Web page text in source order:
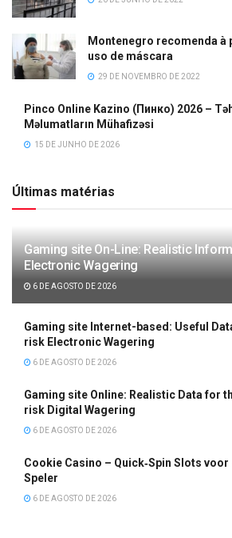
Montenegro recomenda à
uso de máscara
29 DE NOVEMBRO DE 2022
Pinco Online Kazino (Пинко) 2026 –
Məlumatların Mühafizəsi
15 DE JUNHO DE 2026
Últimas matérias
Gaming site On-Line: Realistic
Electronic Wagering
6 DE AGOSTO DE 2026
Gaming site Internet-based: Useful
risk Electronic Wagering
6 DE AGOSTO DE 2026
Gaming site Online: Realistic Data for
risk Digital Wagering
6 DE AGOSTO DE 2026
Cookie Casino – Quick‑Spin Slots voor
Speler
6 DE AGOSTO DE 2026